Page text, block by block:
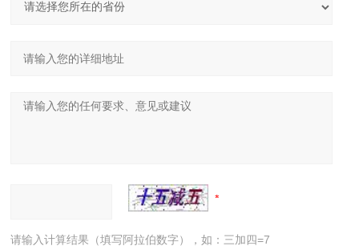
请输入计算结果（填写阿拉伯数字），如：三加四=7